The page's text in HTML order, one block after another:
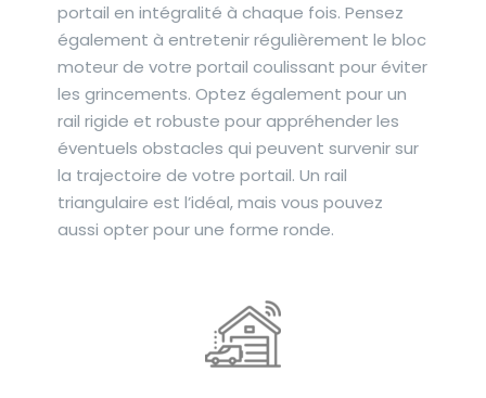
portail en intégralité à chaque fois. Pensez
également à entretenir régulièrement le bloc
moteur de votre portail coulissant pour éviter
les grincements. Optez également pour un
rail rigide et robuste pour appréhender les
éventuels obstacles qui peuvent survenir sur
la trajectoire de votre portail. Un rail
triangulaire est l’idéal, mais vous pouvez
aussi opter pour une forme ronde.